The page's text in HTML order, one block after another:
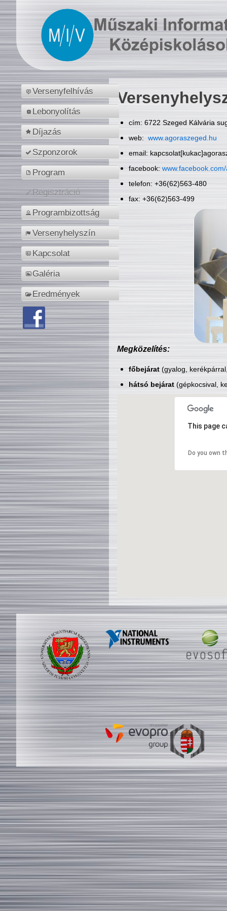
Versenyfelhívás
Lebonyolítás
Díjazás
Szponzorok
Program
Regisztráció
Programbizottság
Versenyhelyszín
Kapcsolat
Galéria
Eredmények
cím: 6722 Szeged Kálvária
web: www.agoraszeged.hu
email:
facebook:
telefon: +36(62)563-480
fax: +36(62)563-499
Megközelítés:
főbejárat(gyalog,
hátsó bejárat(gépkocsival,
This page
Do you own